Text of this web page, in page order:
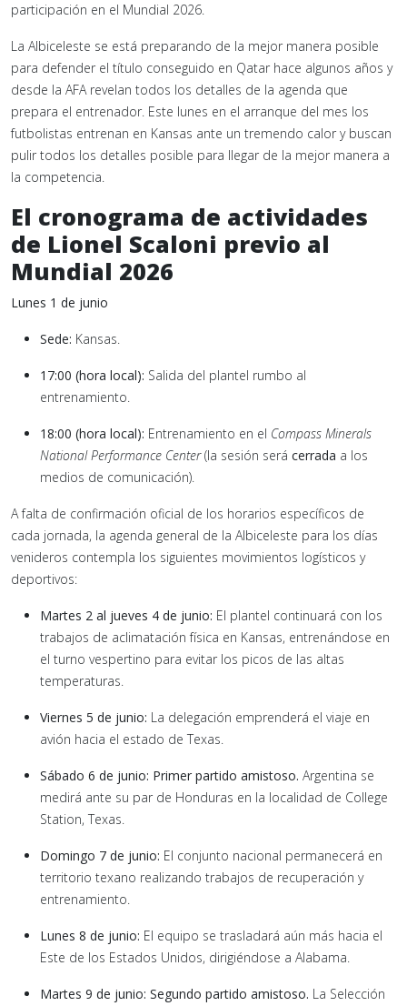
participación en el Mundial 2026.
La Albiceleste se está preparando de la mejor manera posible
para defender el título conseguido en Qatar hace algunos años y
desde la AFA revelan todos los detalles de la agenda que
prepara el entrenador. Este lunes en el arranque del mes los
futbolistas entrenan en Kansas ante un tremendo calor y buscan
pulir todos los detalles posible para llegar de la mejor manera a
la competencia.
El cronograma de actividades
de Lionel Scaloni previo al
Mundial 2026
Lunes 1 de junio
Sede: Kansas.
17:00 (hora local): Salida del plantel rumbo al
entrenamiento.
18:00 (hora local): Entrenamiento en el Compass Minerals
National Performance Center(la sesión será cerrada a los
medios de comunicación).
A falta de confirmación oficial de los horarios específicos de
cada jornada, la agenda general de la Albiceleste para los días
venideros contempla los siguientes movimientos logísticos y
deportivos:
Martes 2 al jueves 4 de junio: El plantel continuará con los
trabajos de aclimatación física en Kansas, entrenándose en
el turno vespertino para evitar los picos de las altas
temperaturas.
Viernes 5 de junio: La delegación emprenderá el viaje en
avión hacia el estado de Texas.
Sábado 6 de junio: Primer partido amistoso. Argentina se
medirá ante su par de Honduras en la localidad de College
Station, Texas.
Domingo 7 de junio: El conjunto nacional permanecerá en
territorio texano realizando trabajos de recuperación y
entrenamiento.
Lunes 8 de junio: El equipo se trasladará aún más hacia el
Este de los Estados Unidos, dirigiéndose a Alabama.
Martes 9 de junio: Segundo partido amistoso. La Selección